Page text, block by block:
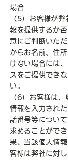
場合
（5）お客様が
報を提供するか
意にご判断いた
からお名前、住
けない場合には
スをご提供でき
い。
（6）お客様は、
情報を入力され
話番号等につい
求めることがで
果、当該個人情
客様は弊社に対